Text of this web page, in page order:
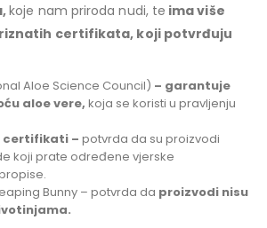
koje nam priroda nudi, te ima više
certifikata, koji potvrđuju
Aloe Science Council) – garantuje
aloe vere, koja se koristi u pravljenju
certifikati – potvrda da su proizvodi
koji prate određene vjerske
Bunny – potvrda da proizvodi nisu